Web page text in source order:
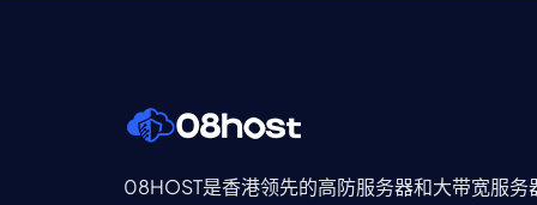
08HOST是香港领先的高防服务器和大带宽服务